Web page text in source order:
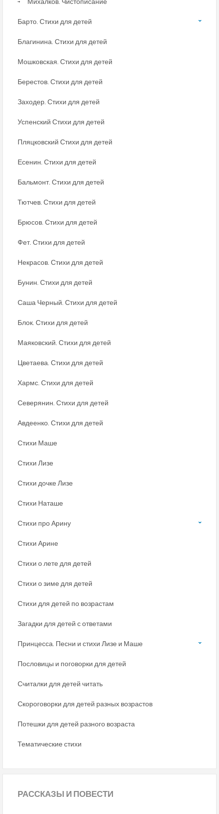
Барто. Стихи для детей
Благинина. Стихи для детей
Мошковская. Стихи для детей
Берестов. Стихи для детей
Заходер. Стихи для детей
Успенский Стихи для детей
Пляцковский Стихи для детей
Есенин. Стихи для детей
Бальмонт. Стихи для детей
Тютчев. Стихи для детей
Брюсов. Стихи для детей
Фет. Стихи для детей
Некрасов. Стихи для детей
Бунин. Стихи для детей
Саша Черный. Стихи для детей
Блок. Стихи для детей
Маяковский. Стихи для детей
Цветаева. Стихи для детей
Хармс. Стихи для детей
Северянин. Стихи для детей
Авдеенко. Стихи для детей
Стихи Маше
Стихи Лизе
Стихи дочке Лизе
Стихи Наташе
Стихи про Арину
Стихи Арине
Стихи о лете для детей
Стихи о зиме для детей
Стихи для детей по возрастам
Загадки для детей с ответами
Принцесса. Песни и стихи Лизе и Маше
Пословицы и поговорки для детей
Считалки для детей читать
Скороговорки для детей разных возрастов
Потешки для детей разного возраста
Тематические стихи
РАССКАЗЫ И ПОВЕСТИ